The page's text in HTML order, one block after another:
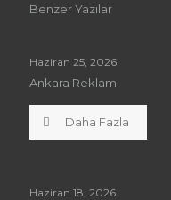
Benzer Yazılar
Haziran 25, 2026
Ankara Reklam
Daha Fazla
Haziran 18, 2026